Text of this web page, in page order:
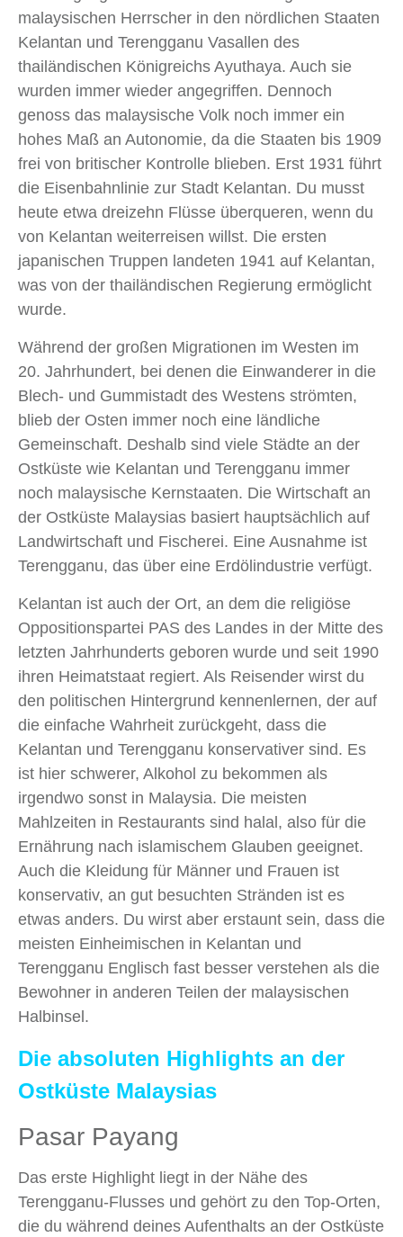
malaysischen Herrscher in den nördlichen Staaten
Kelantan und Terengganu Vasallen des
thailändischen Königreichs Ayuthaya. Auch sie
wurden immer wieder angegriffen. Dennoch
genoss das malaysische Volk noch immer ein
hohes Maß an Autonomie, da die Staaten bis 1909
frei von britischer Kontrolle blieben. Erst 1931 führt
die Eisenbahnlinie zur Stadt Kelantan. Du musst
heute etwa dreizehn Flüsse überqueren, wenn du
von Kelantan weiterreisen willst. Die ersten
japanischen Truppen landeten 1941 auf Kelantan,
was von der thailändischen Regierung ermöglicht
wurde.
Während der großen Migrationen im Westen im
20. Jahrhundert, bei denen die Einwanderer in die
Blech- und Gummistadt des Westens strömten,
blieb der Osten immer noch eine ländliche
Gemeinschaft. Deshalb sind viele Städte an der
Ostküste wie Kelantan und Terengganu immer
noch malaysische Kernstaaten. Die Wirtschaft an
der Ostküste Malaysias basiert hauptsächlich auf
Landwirtschaft und Fischerei. Eine Ausnahme ist
Terengganu, das über eine Erdölindustrie verfügt.
Kelantan ist auch der Ort, an dem die religiöse
Oppositionspartei PAS des Landes in der Mitte des
letzten Jahrhunderts geboren wurde und seit 1990
ihren Heimatstaat regiert. Als Reisender wirst du
den politischen Hintergrund kennenlernen, der auf
die einfache Wahrheit zurückgeht, dass die
Kelantan und Terengganu konservativer sind. Es
ist hier schwerer, Alkohol zu bekommen als
irgendwo sonst in Malaysia. Die meisten
Mahlzeiten in Restaurants sind halal, also für die
Ernährung nach islamischem Glauben geeignet.
Auch die Kleidung für Männer und Frauen ist
konservativ, an gut besuchten Stränden ist es
etwas anders. Du wirst aber erstaunt sein, dass die
meisten Einheimischen in Kelantan und
Terengganu Englisch fast besser verstehen als die
Bewohner in anderen Teilen der malaysischen
Halbinsel.
Die absoluten Highlights an der
Ostküste Malaysias
Pasar Payang
Das erste Highlight liegt in der Nähe des
Terengganu-Flusses und gehört zu den Top-Orten,
die du während deines Aufenthalts an der Ostküste